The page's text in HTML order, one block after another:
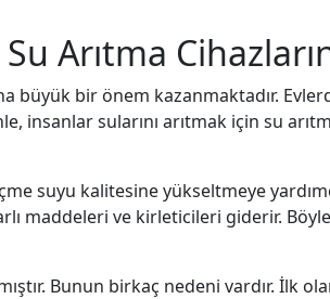
Arıtma
büyük bir önem kazanmaktadır.
insanlar sularını arıtmak için su
suyu kalitesine yükseltmeye
ve kirleticileri giderir.
Bunun birkaç nedeni vardır. İlk